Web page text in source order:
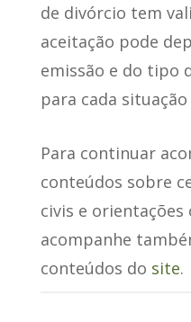
de divórcio tem
aceitação pode
emissão e do tipo
para cada
Para continuar
conteúdos sobre
civis e
acompanhe
conteúdos do site.